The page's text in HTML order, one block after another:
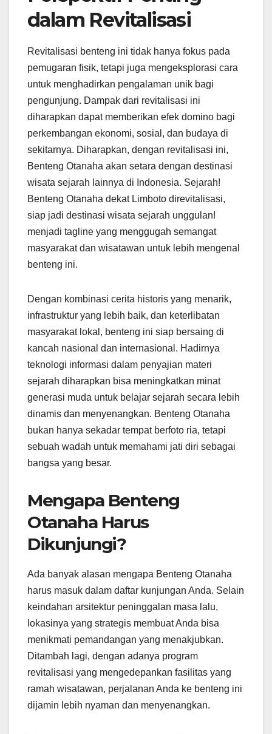
dalam Revitalisasi
Revitalisasi benteng ini tidak hanya fokus pada
pemugaran fisik, tetapi juga mengeksplorasi cara
untuk menghadirkan pengalaman unik bagi
pengunjung. Dampak dari revitalisasi ini
diharapkan dapat memberikan efek domino bagi
perkembangan ekonomi, sosial, dan budaya di
sekitarnya. Diharapkan, dengan revitalisasi ini,
Benteng Otanaha akan setara dengan destinasi
wisata sejarah lainnya di Indonesia. Sejarah!
Benteng Otanaha dekat Limboto direvitalisasi,
siap jadi destinasi wisata sejarah unggulan!
menjadi tagline yang menggugah semangat
masyarakat dan wisatawan untuk lebih mengenal
benteng ini.
Dengan kombinasi cerita historis yang menarik,
infrastruktur yang lebih baik, dan keterlibatan
masyarakat lokal, benteng ini siap bersaing di
kancah nasional dan internasional. Hadirnya
teknologi informasi dalam penyajian materi
sejarah diharapkan bisa meningkatkan minat
generasi muda untuk belajar sejarah secara lebih
dinamis dan menyenangkan. Benteng Otanaha
bukan hanya sekadar tempat berfoto ria, tetapi
sebuah wadah untuk memahami jati diri sebagai
bangsa yang besar.
Mengapa Benteng
Otanaha Harus
Dikunjungi?
Ada banyak alasan mengapa Benteng Otanaha
harus masuk dalam daftar kunjungan Anda. Selain
keindahan arsitektur peninggalan masa lalu,
lokasinya yang strategis membuat Anda bisa
menikmati pemandangan yang menakjubkan.
Ditambah lagi, dengan adanya program
revitalisasi yang mengedepankan fasilitas yang
ramah wisatawan, perjalanan Anda ke benteng ini
dijamin lebih nyaman dan menyenangkan.